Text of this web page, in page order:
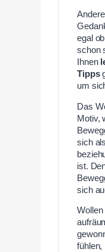
egal
schon
Ihnen
Tipps
um
Das
Motiv,
sich
ist.
sich
fühlen,